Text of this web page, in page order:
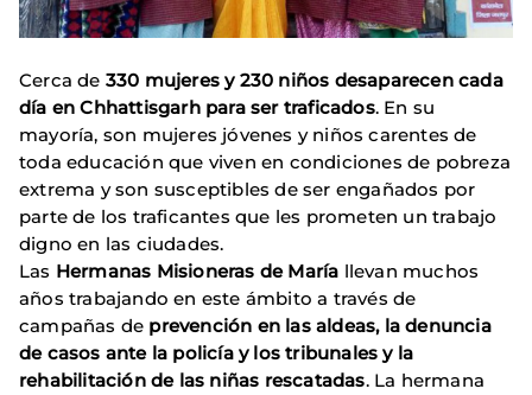
Cerca de 330 mujeres y 230 niños desaparecen cada
día en Chhattisgarh para ser traficados. En su
mayoría, son mujeres jóvenes y niños carentes de
toda educación que viven en condiciones de pobreza
extrema y son susceptibles de ser engañados por
parte de los traficantes que les prometen un trabajo
digno en las ciudades.
Las Hermanas Misioneras de María llevan muchos
años trabajando en este ámbito a través de
campañas de prevención en las aldeas, la denuncia
de casos ante la policía y los tribunales y la
rehabilitación de las niñas rescatadas. La hermana